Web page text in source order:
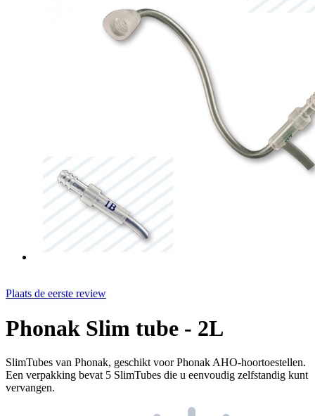
Plaats de eerste review
Phonak Slim tube - 2L
SlimTubes van Phonak, geschikt voor Phonak AHO-hoortoestellen.
Een verpakking bevat 5 SlimTubes die u eenvoudig zelfstandig kunt
vervangen.